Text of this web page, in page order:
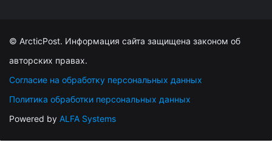
© ArcticPost. Информация сайта защищена законом об
авторских правах.
Согласие на обработку персональных данных
Политика обработки персональных данных
Powered by ALFA Systems